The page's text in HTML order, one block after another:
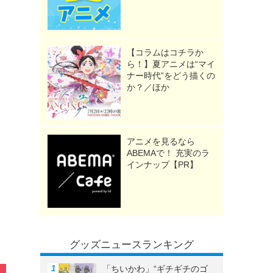
【コラムはコチラか
ら！】夏アニメは“マイ
ナー時代”をどう描くの
か？／ほか
アニメを見るなら
ABEMAで！ 充実のラ
インナップ【PR】
グッズニュースランキング
「ちいかわ」“ギチギチのゴ